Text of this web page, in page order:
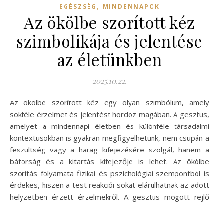
EGÉSZSÉG , MINDENNAPOK
Az ökölbe szorított kéz
szimbolikája és jelentése
az életünkben
2025.10.22.
Az ökölbe szorított kéz egy olyan szimbólum, amely
sokféle érzelmet és jelentést hordoz magában. A gesztus,
amelyet a mindennapi életben és különféle társadalmi
kontextusokban is gyakran megfigyelhetünk, nem csupán a
feszültség vagy a harag kifejezésére szolgál, hanem a
bátorság és a kitartás kifejezője is lehet. Az ökölbe
szorítás folyamata fizikai és pszichológiai szempontból is
érdekes, hiszen a test reakciói sokat elárulhatnak az adott
helyzetben érzett érzelmekről. A gesztus mögött rejlő